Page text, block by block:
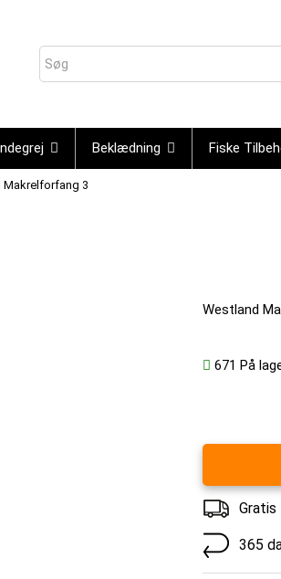
Beklædning Fiske
Makrelforfang 3
Westland
671 På
Gratis
365